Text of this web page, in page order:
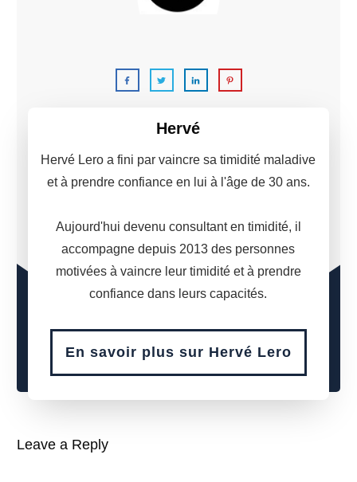
Hervé Lero.
Hervé
Hervé Lero a fini par vaincre sa timidité maladive
et à prendre confiance en lui à l'âge de 30 ans.
Aujourd'hui devenu consultant en timidité, il
accompagne depuis 2013 des personnes
motivées à vaincre leur timidité et à prendre
confiance dans leurs capacités.
En savoir plus sur Hervé Lero
Leave a Reply